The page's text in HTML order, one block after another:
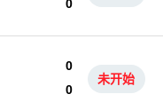
0
0
0
未开始